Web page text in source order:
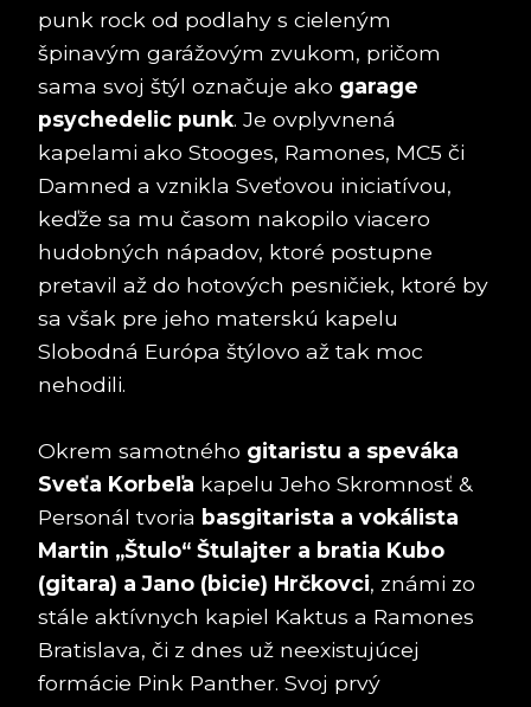
punk rock od podlahy s cieleným
špinavým garážovým zvukom, pričom
sama svoj štýl označuje ako garage
psychedelic punk. Je ovplyvnená
kapelami ako Stooges, Ramones, MC5 či
Damned a vznikla Sveťovou iniciatívou,
keďže sa mu časom nakopilo viacero
hudobných nápadov, ktoré postupne
pretavil až do hotových pesničiek, ktoré by
sa však pre jeho materskú kapelu
Slobodná Európa štýlovo až tak moc
nehodili.
Okrem samotného gitaristu a speváka
Sveťa Korbeľa kapelu Jeho Skromnosť &
Personál tvoria basgitarista a vokálista
Martin „Štulo“ Štulajter a bratia Kubo
(gitara) a Jano (bicie) Hrčkovci, známi zo
stále aktívnych kapiel Kaktus a Ramones
Bratislava, či z dnes už neexistujúcej
formácie Pink Panther. Svoj prvý